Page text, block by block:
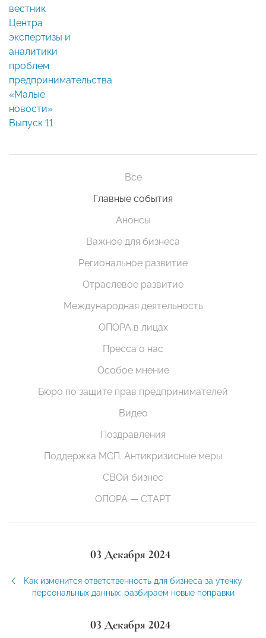
вестник
Центра
экспертизы и
аналитики
проблем
предпринимательства
«Малые
новости»
Выпуск 11
Все
Главные события
Анонсы
Важное для бизнеса
Региональное развитие
Отраслевое развитие
Международная деятельность
ОПОРА в лицах
Пресса о нас
Особое мнение
Бюро по защите прав предпринимателей
Видео
Поздравления
Поддержка МСП. Антикризисные меры
СВОй бизнес
ОПОРА — СТАРТ
03 Декабря 2024
Как изменится ответственность для бизнеса за утечку
персональных данных: разбираем новые поправки
03 Декабря 2024